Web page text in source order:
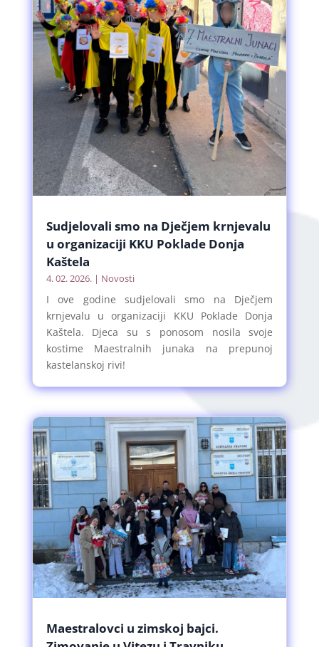
Sudjelovali smo na Dječjem krnjevalu
u organizaciji KKU Poklade Donja
Kaštela
4. 02. 2026.| Novosti
I ove godine sudjelovali smo na Dječjem
krnjevalu u organizaciji KKU Poklade Donja
Kaštela. Djeca su s ponosom nosila svoje
kostime Maestralnih junaka na prepunoj
kastelanskoj rivi!
Maestralovci u zimskoj bajci.